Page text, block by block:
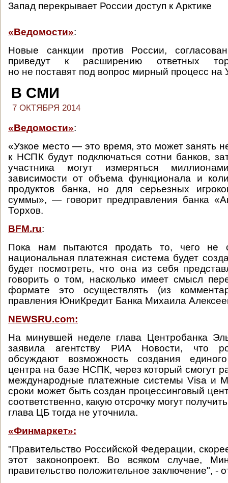
Запад перекрывает России доступ к Арктике
«Ведомости»:
Новые санкции против России,
приведут к расширению ответных
но не поставят под вопрос мирный процесс на
В СМИ
7 ОКТЯБРЯ 2014
«Ведомости»:
«Узкое место — это время, это может занять
к НСПК будут подключаться сотни банков,
участника могут измеряться
зависимости от объема функционала и
продуктов банка, но для серьезных
суммы», — говорит предправления банка
Торхов.
BFM.ru:
Пока нам пытаются продать то, чего не
национальная платежная система будет
будет посмотреть, что она из себя
говорить о том, насколько имеет смысл
формате это осуществлять (из
правления ЮниКредит Банка Михаила
NEWSRU.com:
На минувшей неделе глава Центробанка
заявила агентству РИА Новости, что
обсуждают возможность создания единого
центра на базе НСПК, через который смогут
международные платежные системы Visa и
сроки может быть создан процессинговый
соответственно, какую отсрочку могут
глава ЦБ тогда не уточнила.
«Финмаркет»:
"Правительство Российской Федерации,
этот законопроект. Во всяком случае,
правительство положительное заключение", -